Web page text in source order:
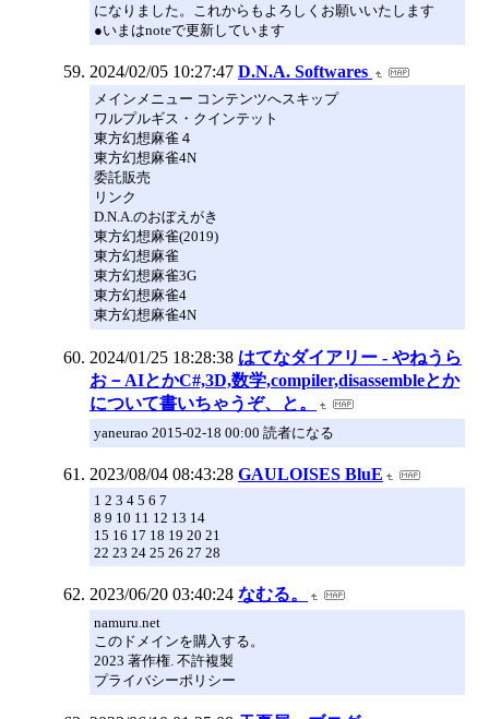
になりました。これからもよろしくお願いいたします
●いまはnoteで更新しています
2024/02/05 10:27:47 D.N.A. Softwares
メインメニュー コンテンツへスキップ
ワルプルギス・クインテット
東方幻想麻雀４
東方幻想麻雀4N
委託販売
リンク
D.N.A.のおぼえがき
東方幻想麻雀(2019)
東方幻想麻雀
東方幻想麻雀3G
東方幻想麻雀4
東方幻想麻雀4N
2024/01/25 18:28:38 はてなダイアリー - やねうら
お－AIとかC#,3D,数学,compiler,disassembleとか
について書いちゃうぞ、と。
yaneurao 2015-02-18 00:00 読者になる
2023/08/04 08:43:28 GAULOISES BluE
1 2 3 4 5 6 7
8 9 10 11 12 13 14
15 16 17 18 19 20 21
22 23 24 25 26 27 28
2023/06/20 03:40:24 なむる。
namuru.net
このドメインを購入する。
2023 著作権. 不許複製
プライバシーポリシー